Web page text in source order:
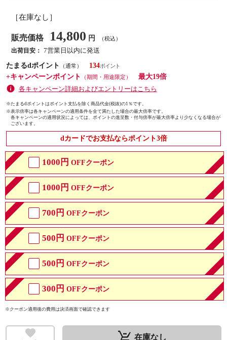
［在庫なし］
販売価格 14,800 円 （税込）
出荷目安： 7営業日以内に発送
たまるdポイント
（通常）
134
+キャンペーンポイント
（期間・用途限定）
最大19倍
各キャンペーン詳細およびエントリーはこちら
※たまるdポイントはポイント支払を除く商品代金(税抜)の1％です。
※表示倍率は各キャンペーンの適用条件を全て満たした場合の最大倍率です。
各キャンペーンの適用状況によっては、ポイントの進呈数・付与倍率が最大倍率より少なくなる場合が
ございます。
dカードでお支払ならポイント3倍
1000円 OFFクーポン
1000円 OFFクーポン
700円 OFFクーポン
500円 OFFクーポン
500円 OFFクーポン
300円 OFFクーポン
※クーポン適用後の費用は決済画面で確認できます
在庫なし